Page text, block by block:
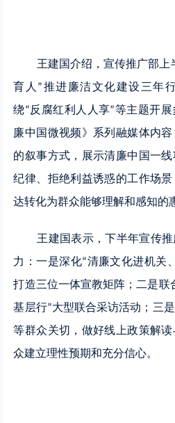
王建国介绍，宣传推广部上
育人 ”推进廉洁文化建设三年
绕“反腐红利人人享”等主题开
廉中国微视频》系列融媒体内
的叙事方式，展示清廉中国一
纪律、拒绝利益诱惑的工作场
达转化为群众能够理解和感知的
王建国表示，下半年宣传
力：一是深化“清廉文化进机关
打造三位一体宣教矩阵；二是联
基层行”大型联合采访活动；三
等群众关切，做好线上政策解
众建立理性预期和充分信心。